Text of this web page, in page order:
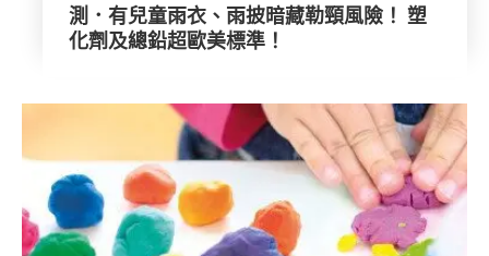
測．有兒童雨衣、雨披暗藏勒頸風險！ 塑
化劑及總鉛超歐美標準！